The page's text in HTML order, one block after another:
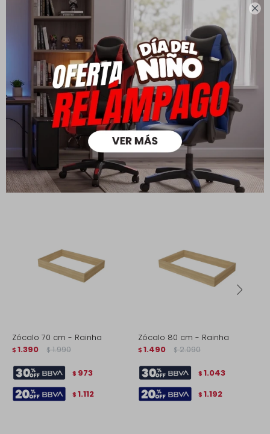

Todas las compras realizadas tienen un plazo de 5 días para
su cambio.
Ver mas
Medios de pago
Productos que te pueden interesar
Zócalo 70 cm - Rainha
$ 1.390 $ 1.990
$ 973
$ 1.112
Zócalo 80 cm - Rainha
$ 1.490 $ 2.090
$ 1.043
$ 1.192